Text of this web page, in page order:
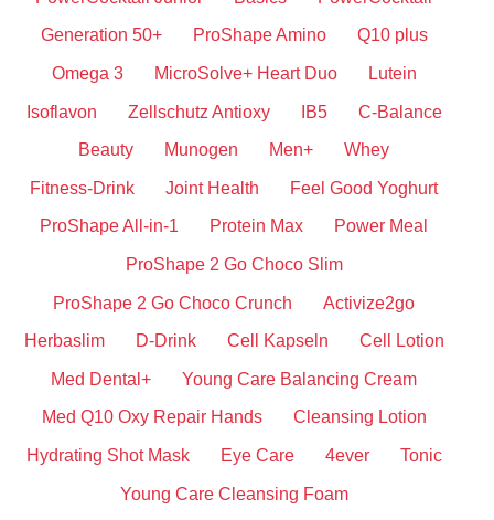
Generation 50+ ProShape Amino Q10 plus
Omega 3 MicroSolve+ Heart Duo Lutein
Isoflavon Zellschutz Antioxy IB5 C-Balance
Beauty Munogen Men+ Whey
Fitness-Drink Joint Health Feel Good Yoghurt
ProShape All-in-1 Protein Max Power Meal
ProShape 2 Go Choco Slim
ProShape 2 Go Choco Crunch Activize2go
Herbaslim D-Drink Cell Kapseln Cell Lotion
Med Dental+ Young Care Balancing Cream
Med Q10 Oxy Repair Hands Cleansing Lotion
Hydrating Shot Mask Eye Care 4ever Tonic
Young Care Cleansing Foam